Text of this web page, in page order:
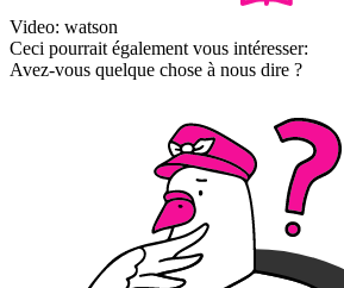
Video: watson
Ceci pourrait également vous intéresser:
Avez-vous quelque chose à nous dire ?